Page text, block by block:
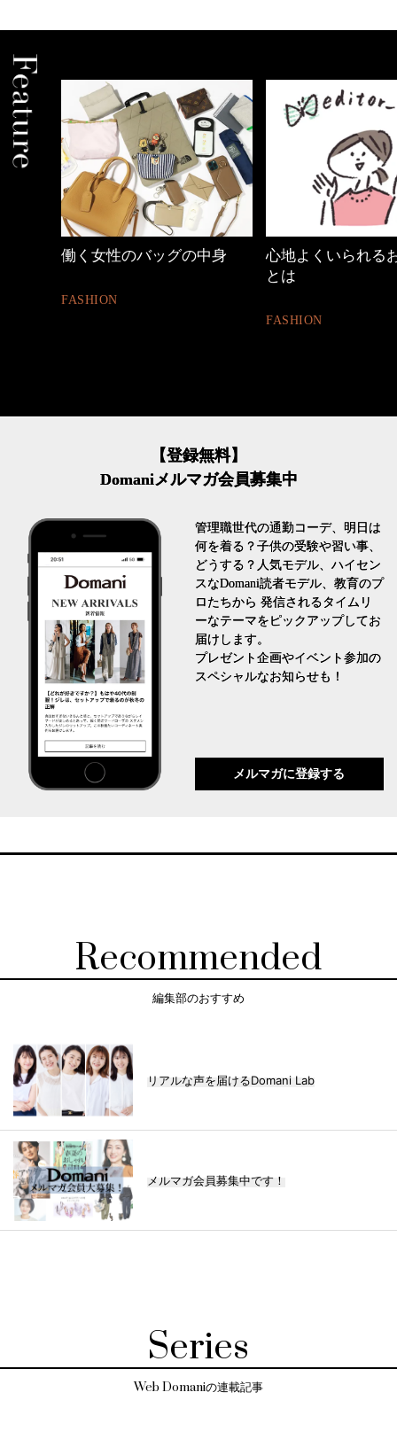
働く女性のバッグの中身
FASHION
心地よくいられる
とは
FASHION
【登録無料】
Domaniメルマガ会員募集中
管理職世代の通勤コーデ、明日は
何を着る？子供の受験や習い事、
どうする？人気モデル、ハイセン
スなDomani読者モデル、教育のプ
ロたちから 発信されるタイムリ
ーなテーマをピックアップしてお
届けします。
プレゼント企画やイベント参加の
スペシャルなお知らせも！
メルマガに登録する
Recommended
編集部のおすすめ
リアルな声を届けるDomani Lab
メルマガ会員募集中です！
Series
Web Domaniの連載記事